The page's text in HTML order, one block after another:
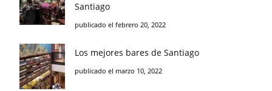
Santiago
publicado el febrero 20, 2022
Los mejores bares de Santiago
publicado el marzo 10, 2022